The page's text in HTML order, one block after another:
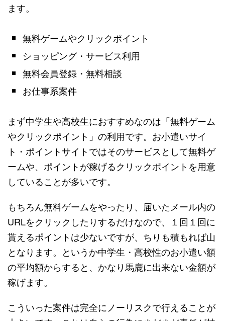
ます。
無料ゲームやクリックポイント
ショッピング・サービス利用
無料会員登録・無料相談
お仕事系案件
まず中学生や高校生におすすめなのは「無料ゲーム
やクリックポイント」の利用です。お小遣いサイ
ト・ポイントサイトではそのサービスとして無料ゲ
ームや、ポイントが稼げるクリックポイントを用意
していることが多いです。
もちろん無料ゲームをやったり、届いたメール内の
URLをクリックしたりするだけなので、１回１回に
貰えるポイントは少ないですが、ちりも積もれば山
となります。というか中学生・高校性のお小遣い額
の平均額からすると、かなり馬鹿に出来ない金額が
稼げます。
こういった案件は完全にノーリスクで行えることが